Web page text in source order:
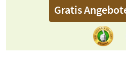
Gratis